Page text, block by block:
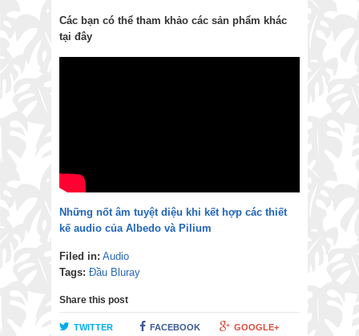
Các bạn có thể tham khảo các sản phẩm khác
tại đây
Những nốt âm tuyệt diệu khi kết hợp các thiết
kế audio của Albedo và Pilium
Filed in: Audio
Tags: Đầu Bluray
Share this post
TWITTER FACEBOOK GOOGLE+